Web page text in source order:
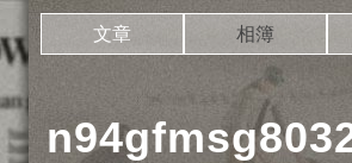
文章 相簿